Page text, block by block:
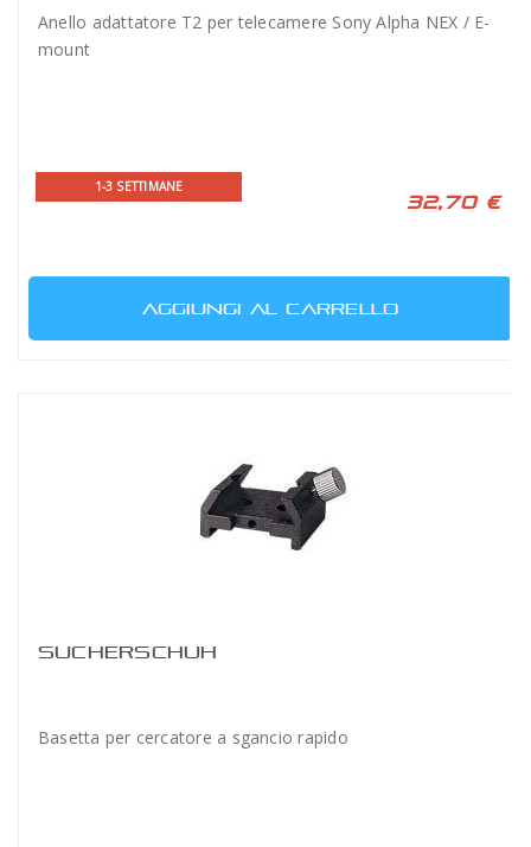
Anello adattatore T2 per telecamere Sony Alpha NEX / E-
mount
1-3 SETTIMANE
32,70 €
AGGIUNGI AL CARRELLO
SUCHERSCHUH
Basetta per cercatore a sgancio rapido